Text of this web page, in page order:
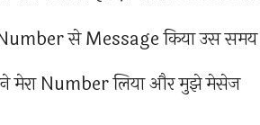
से Message किया उस समय
मेरा Number लिया और मुझे मेसेज